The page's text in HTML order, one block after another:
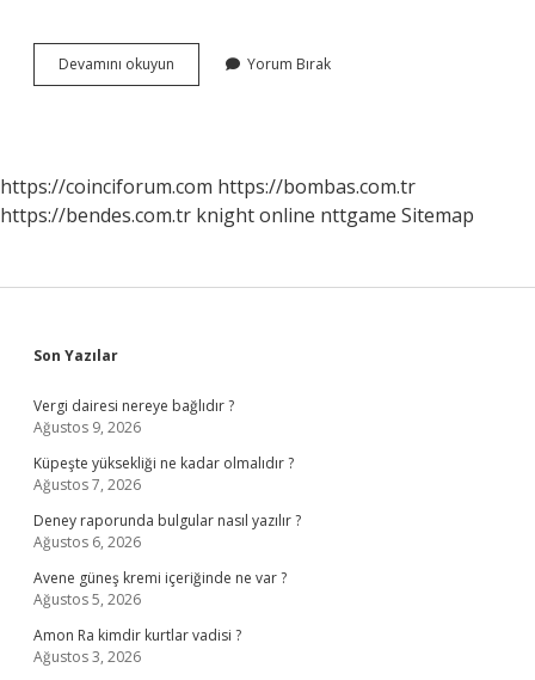
Devamını okuyun
Buat
Yorum Bırak
https://coinciforum.com https://bombas.com.tr
https://bendes.com.tr knight online nttgame Sitemap
Sidebar
Son Yazılar
Vergi dairesi nereye bağlıdır ?
Ağustos 9, 2026
Küpeşte yüksekliği ne kadar olmalıdır ?
Ağustos 7, 2026
Deney raporunda bulgular nasıl yazılır ?
Ağustos 6, 2026
Avene güneş kremi içeriğinde ne var ?
Ağustos 5, 2026
Amon Ra kimdir kurtlar vadisi ?
Ağustos 3, 2026